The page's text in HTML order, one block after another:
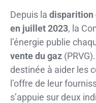
Depuis la disparition
en juillet 2023, la
l’énergie publie
vente du gaz
destinée à aider les
l’offre de leur
s’appuie sur deux